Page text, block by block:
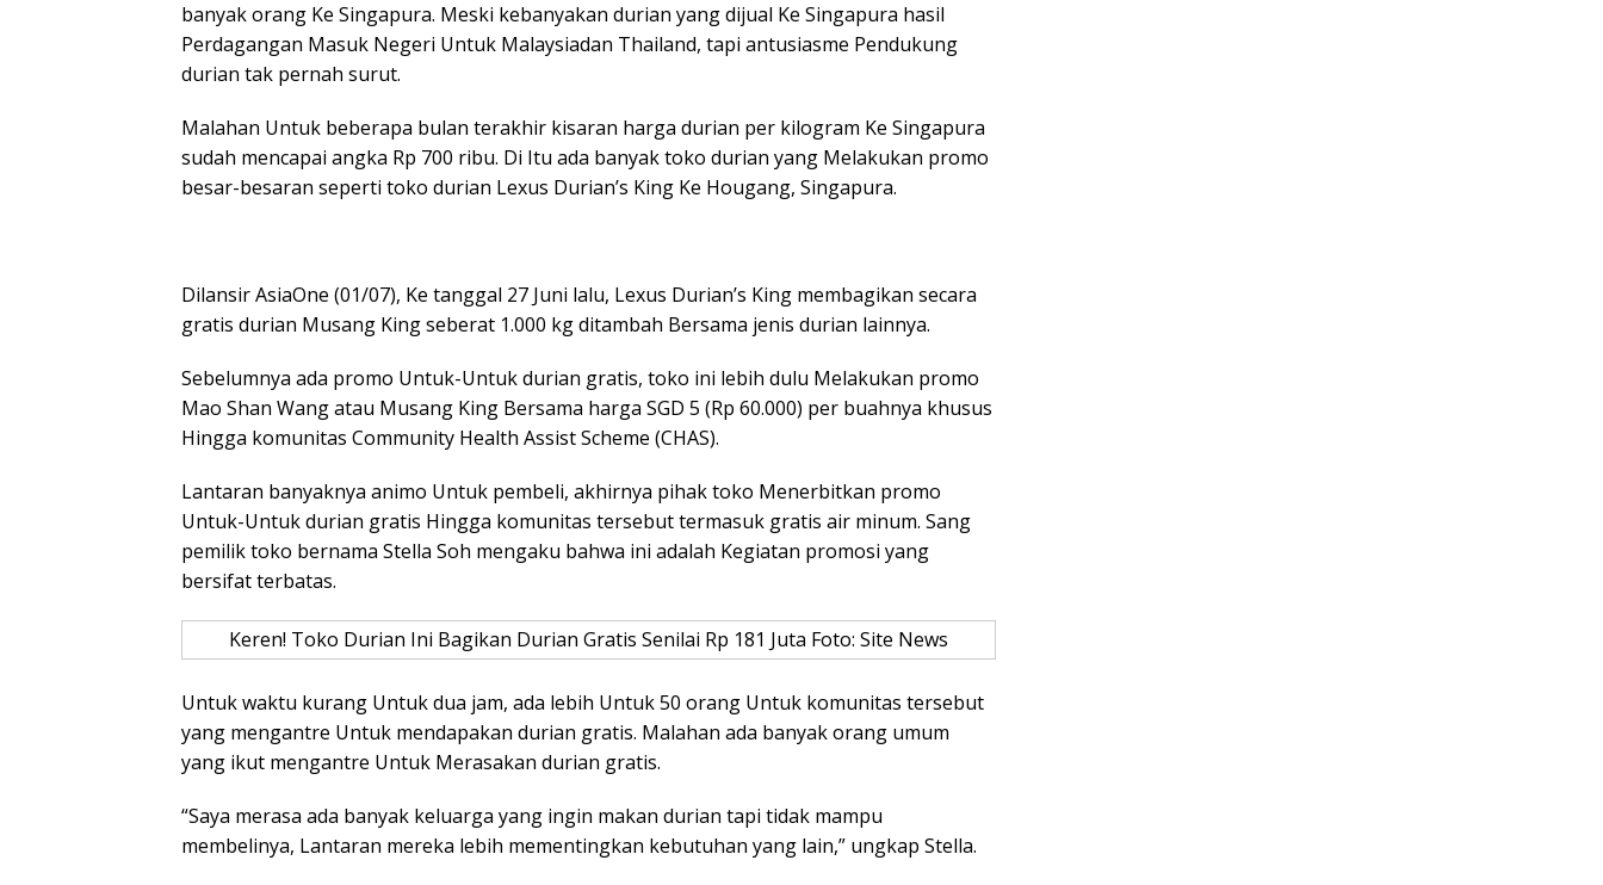
banyak orang Ke Singapura. Meski kebanyakan durian yang dijual Ke Singapura hasil
Perdagangan Masuk Negeri Untuk Malaysiadan Thailand, tapi antusiasme Pendukung
durian tak pernah surut.
Malahan Untuk beberapa bulan terakhir kisaran harga durian per kilogram Ke Singapura
sudah mencapai angka Rp 700 ribu. Di Itu ada banyak toko durian yang Melakukan promo
besar-besaran seperti toko durian Lexus Durian’s King Ke Hougang, Singapura.
Dilansir AsiaOne (01/07), Ke tanggal 27 Juni lalu, Lexus Durian’s King membagikan secara
gratis durian Musang King seberat 1.000 kg ditambah Bersama jenis durian lainnya.
Sebelumnya ada promo Untuk-Untuk durian gratis, toko ini lebih dulu Melakukan promo
Mao Shan Wang atau Musang King Bersama harga SGD 5 (Rp 60.000) per buahnya khusus
Hingga komunitas Community Health Assist Scheme (CHAS).
Lantaran banyaknya animo Untuk pembeli, akhirnya pihak toko Menerbitkan promo
Untuk-Untuk durian gratis Hingga komunitas tersebut termasuk gratis air minum. Sang
pemilik toko bernama Stella Soh mengaku bahwa ini adalah Kegiatan promosi yang
bersifat terbatas.
Keren! Toko Durian Ini Bagikan Durian Gratis Senilai Rp 181 Juta Foto: Site News
Untuk waktu kurang Untuk dua jam, ada lebih Untuk 50 orang Untuk komunitas tersebut
yang mengantre Untuk mendapakan durian gratis. Malahan ada banyak orang umum
yang ikut mengantre Untuk Merasakan durian gratis.
“Saya merasa ada banyak keluarga yang ingin makan durian tapi tidak mampu
membelinya, Lantaran mereka lebih mementingkan kebutuhan yang lain,” ungkap Stella.